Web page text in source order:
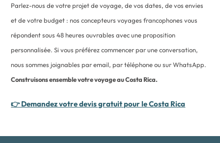
Parlez-nous de votre projet de voyage, de vos dates, de vos envies
et de votre budget : nos concepteurs voyages francophones vous
répondent sous 48 heures ouvrables avec une proposition
personnalisée. Si vous préférez commencer par une conversation,
nous sommes joignables par email, par téléphone ou sur WhatsApp.
Construisons ensemble votre voyage au Costa Rica.
👉 Demandez votre devis gratuit pour le Costa Rica